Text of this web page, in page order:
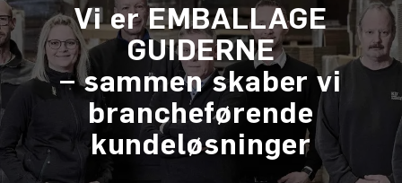
Vi er EMBALLAGE
GUIDERNE
– sammen skaber vi
brancheførende
kundeløsninger